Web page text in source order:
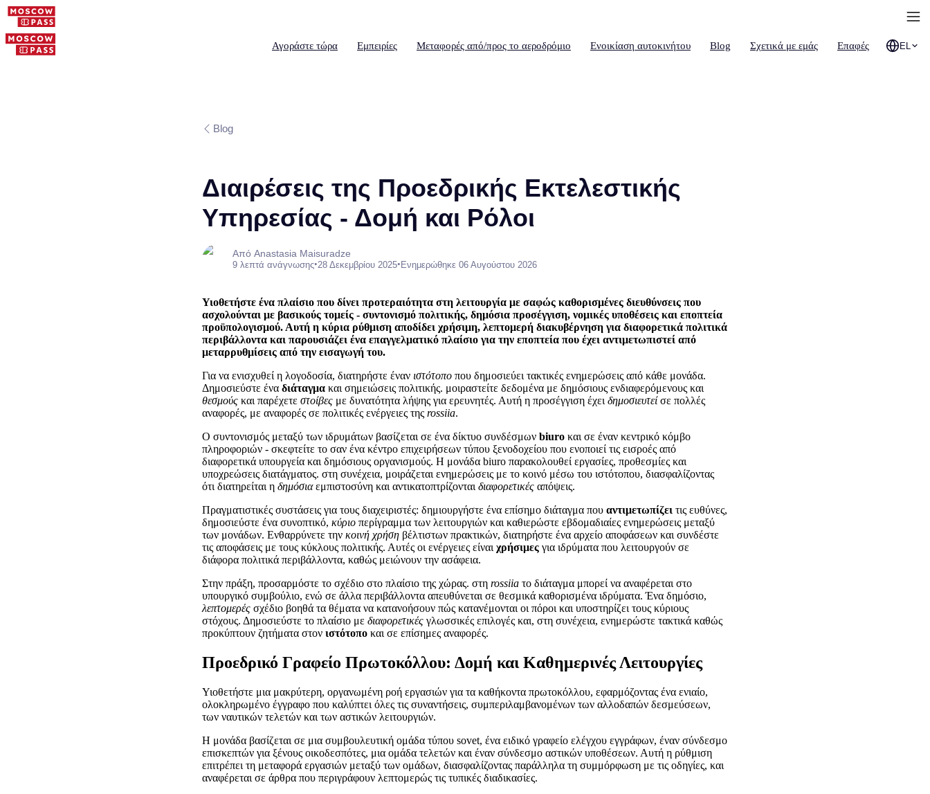
Αγοράστε τώρα Εμπειρίες Μεταφορές από/προς το αεροδρόμιο Ενοικίαση αυτοκινήτου Blog Σχετικά με εμάς Επαφές EL
Blog
Διαιρέσεις της Προεδρικής Εκτελεστικής
Υπηρεσίας - Δομή και Ρόλοι
Από Anastasia Maisuradze
9 λεπτά ανάγνωσης•28 Δεκεμβρίου 2025•Ενημερώθηκε 06 Αυγούστου 2026
Υιοθετήστε ένα πλαίσιο που δίνει προτεραιότητα στη λειτουργία με σαφώς καθορισμένες διευθύνσεις που
ασχολούνται με βασικούς τομείς - συντονισμό πολιτικής, δημόσια προσέγγιση, νομικές υποθέσεις και εποπτεία
προϋπολογισμού. Αυτή η κύρια ρύθμιση αποδίδει χρήσιμη, λεπτομερή διακυβέρνηση για διαφορετικά πολιτικά
περιβάλλοντα και παρουσιάζει ένα επαγγελματικό πλαίσιο για την εποπτεία που έχει αντιμετωπιστεί από
μεταρρυθμίσεις από την εισαγωγή του.
Για να ενισχυθεί η λογοδοσία, διατηρήστε έναν ιστότοπο που δημοσιεύει τακτικές ενημερώσεις από κάθε μονάδα.
Δημοσιεύστε ένα διάταγμα και σημειώσεις πολιτικής. μοιραστείτε δεδομένα με δημόσιους ενδιαφερόμενους και
θεσμούς και παρέχετε στοίβες με δυνατότητα λήψης για ερευνητές. Αυτή η προσέγγιση έχει δημοσιευτείσε πολλές
αναφορές, με αναφορές σε πολιτικές ενέργειες της rossiia.
Ο συντονισμός μεταξύ των ιδρυμάτων βασίζεται σε ένα δίκτυο συνδέσμων biuro και σε έναν κεντρικό κόμβο
πληροφοριών - σκεφτείτε το σαν ένα κέντρο επιχειρήσεων τύπου ξενοδοχείου που ενοποιεί τις εισροές από
διαφορετικά υπουργεία και δημόσιους οργανισμούς. Η μονάδα biuro παρακολουθεί εργασίες, προθεσμίες και
υποχρεώσεις διατάγματος. στη συνέχεια, μοιράζεται ενημερώσεις με το κοινό μέσω του ιστότοπου, διασφαλίζοντας
ότι διατηρείται η δημόσιαεμπιστοσύνη και αντικατοπτρίζονται διαφορετικές απόψεις.
Πραγματιστικές συστάσεις για τους διαχειριστές: δημιουργήστε ένα επίσημο διάταγμα που αντιμετωπίζει τις ευθύνες,
δημοσιεύστε ένα συνοπτικό, κύριο περίγραμμα των λειτουργιών και καθιερώστε εβδομαδιαίες ενημερώσεις μεταξύ
των μονάδων. Ενθαρρύνετε την κοινή χρήση βέλτιστων πρακτικών, διατηρήστε ένα αρχείο αποφάσεων και συνδέστε
τις αποφάσεις με τους κύκλους πολιτικής. Αυτές οι ενέργειες είναι χρήσιμες για ιδρύματα που λειτουργούν σε
διάφορα πολιτικά περιβάλλοντα, καθώς μειώνουν την ασάφεια.
Στην πράξη, προσαρμόστε το σχέδιο στο πλαίσιο της χώρας. στη rossiia το διάταγμα μπορεί να αναφέρεται στο
υπουργικό συμβούλιο, ενώ σε άλλα περιβάλλοντα απευθύνεται σε θεσμικά καθορισμένα ιδρύματα. Ένα δημόσιο,
λεπτομερές σχέδιο βοηθά τα θέματα να κατανοήσουν πώς κατανέμονται οι πόροι και υποστηρίζει τους κύριους
στόχους. Δημοσιεύστε το πλαίσιο με διαφορετικές γλωσσικές επιλογές και, στη συνέχεια, ενημερώστε τακτικά καθώς
προκύπτουν ζητήματα στον ιστότοπο και σε επίσημες αναφορές.
Προεδρικό Γραφείο Πρωτοκόλλου: Δομή και Καθημερινές Λειτουργίες
Υιοθετήστε μια μακρύτερη, οργανωμένη ροή εργασιών για τα καθήκοντα πρωτοκόλλου, εφαρμόζοντας ένα ενιαίο,
ολοκληρωμένο έγγραφο που καλύπτει όλες τις συναντήσεις, συμπεριλαμβανομένων των αλλοδαπών δεσμεύσεων,
των ναυτικών τελετών και των αστικών λειτουργιών.
Η μονάδα βασίζεται σε μια συμβουλευτική ομάδα τύπου sovet, ένα ειδικό γραφείο ελέγχου εγγράφων, έναν σύνδεσμο
επισκεπτών για ξένους οικοδεσπότες, μια ομάδα τελετών και έναν σύνδεσμο αστικών υποθέσεων. Αυτή η ρύθμιση
επιτρέπει τη μεταφορά εργασιών μεταξύ των ομάδων, διασφαλίζοντας παράλληλα τη συμμόρφωση με τις οδηγίες, και
αναφέρεται σε άρθρα που περιγράφουν λεπτομερώς τις τυπικές διαδικασίες.